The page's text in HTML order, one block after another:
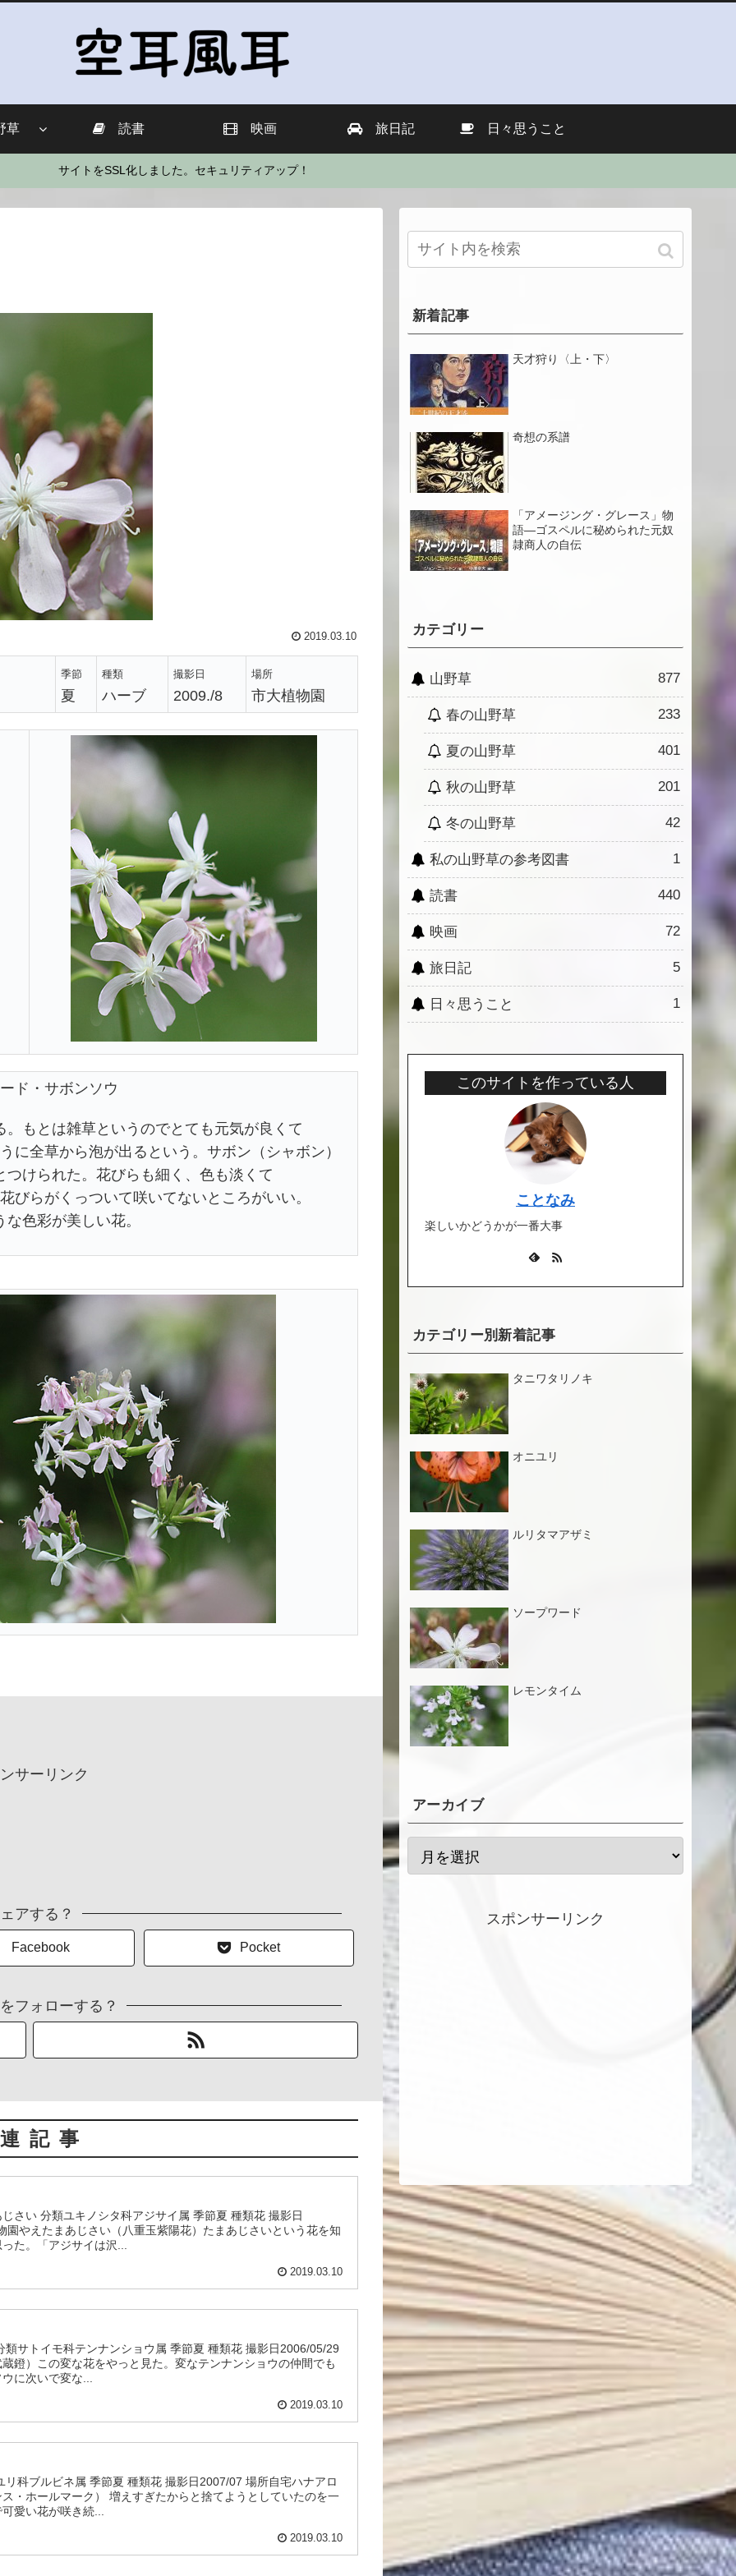
読書 映画 旅日記 日々思うこと
サイトをSSL化しました。セキュリティアップ！
2019.03.10
季節
夏
種類
ハーブ
撮影日
2009./8
場所
市大植物園
ド・サボンソウ
もとは雑草というのでとても元気が良くて
に全草から泡が出るという。サボン（シャボン）
けられた。花びらも細く、色も淡くて
びらがくっついて咲いてないところがいい。
色彩が美しい花。
サーリンク
アする？
Facebook Pocket
フォローする？
記事
さい 分類ユキノシタ科アジサイ属 季節夏 種類花 撮影日
園やえたまあじさい（八重玉紫陽花）たまあじさいという花を知
た。「アジサイは沢...
2019.03.10
類サトイモ科テンナンショウ属 季節夏 種類花 撮影日2006/05/29
鐙）この変な花をやっと見た。変なテンナンショウの仲間でも
に次いで変な...
2019.03.10
リ科ブルビネ属 季節夏 種類花 撮影日2007/07 場所自宅ハナアロ
・ホールマーク） 増えすぎたからと捨てようとしていたのを一
愛い花が咲き続...
2019.03.10
新着記事
天才狩り〈上・下〉
奇想の系譜
「アメージング・グレース」物
語―ゴスペルに秘められた元奴
隷商人の自伝
カテゴリー
山野草 877
春の山野草 233
夏の山野草 401
秋の山野草 201
冬の山野草 42
私の山野草の参考図書 1
読書 440
映画 72
旅日記 5
日々思うこと 1
このサイトを作っている人
ことなみ
楽しいかどうかが一番大事
カテゴリー別新着記事
タニワタリノキ
オニユリ
ルリタマアザミ
ソープワード
レモンタイム
アーカイブ
スポンサーリンク